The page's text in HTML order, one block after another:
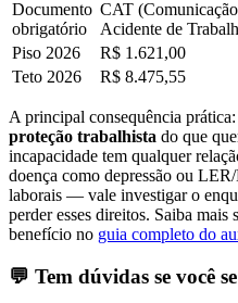
Documento
obrigatório
CAT
Acidente de
Piso 2026
R$ 1.621,00
Teto 2026
R$ 8.475,55
A principal consequência
proteção trabalhista do que
incapacidade tem qualquer
doença como depressão ou
laborais — vale investigar o
perder esses direitos. Saiba mais
benefício no guia completo do
💬 Tem dúvidas se você